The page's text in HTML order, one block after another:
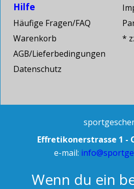
*
Hilfe
Häufige Fragen/FAQ
Warenkorb
AGB/Lieferbedingungen
Datenschutz
Effretikonerstrasse 1 -
e-mail:
Wenn du ein